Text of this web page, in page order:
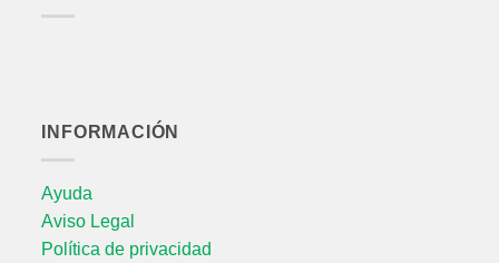
INFORMACIÓN
Ayuda
Aviso Legal
Política de privacidad